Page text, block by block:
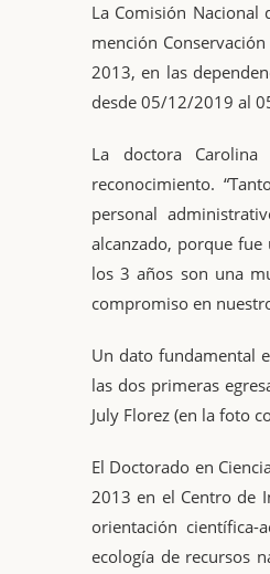
La Comisión Nacional
mención
2013, en las
desde 05/12/2019 al
La doctora
reconocimiento.
personal
alcanzado, porque
los 3 años son una
compromiso en
Un dato fundamental
las dos primeras
July Florez (en la foto
El Doctorado en
2013 en el Centro de
orientación
ecología de recursos